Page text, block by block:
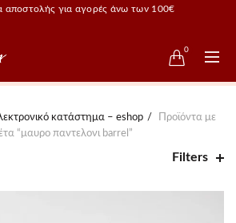
αποστολής για αγορές άνω των 100€
0
κατάστημα – eshop
Προϊόντα με
“μαυρο παντελονι barrel”
Filters